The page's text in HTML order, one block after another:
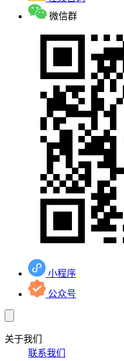
微信群
小程序
公众号
关于我们
联系我们